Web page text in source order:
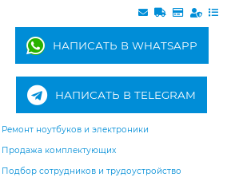
НАПИСАТЬ В WHATSAPP
НАПИСАТЬ В TELEGRAM
Ремонт ноутбуков и электроники
Продажа комплектующих
Подбор сотрудников и трудоустройство